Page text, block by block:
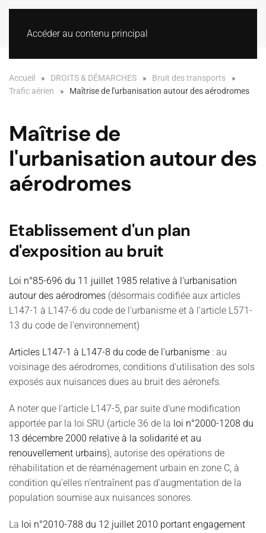
Accéder au contenu principal
Accueil DROITS & DÉMARCHES
Bruit des transports
Trafic aérien
Maîtrise de l'urbanisation autour des aérodromes
Maîtrise de
l'urbanisation autour des
aérodromes
Etablissement d'un plan
d'exposition au bruit
Loi n°85-696 du 11 juillet 1985 relative à l'urbanisation
autour des aérodromes (désormais codifiée aux articles
L147-1 à L147-6 du code de l'urbanisme et à l'article L571-
13 du code de l'environnement)
Articles L147-1 à L147-8 du code de l'urbanisme : au
voisinage des aérodromes, conditions d'utilisation des sols
exposés aux nuisances dues au bruit des aéronefs.
A noter que l'article L147-5, par suite d'une modification
apportée par la loi SRU (article 36 de la loi n°2000-1208 du
13 décembre 2000 relative à la solidarité et au
renouvellement urbains), autorise des opérations de
réhabilitation et de réaménagement urbain en zone C, à
condition qu'elles n'entraînent pas d'augmentation de la
population soumise aux nuisances sonores.
La loi n°2010-788 du 12 juillet 2010 portant engagement